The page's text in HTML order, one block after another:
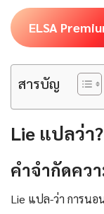
ELSA
สารบัญ
Lie แปลว่า?
คําจํากัดคว
Lie แปล-ว่า การนอ